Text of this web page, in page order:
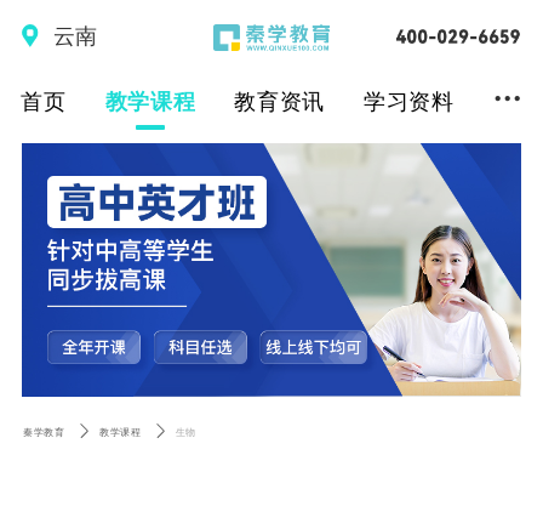
云南
首页 教学课程 教育资讯 学习资料 ...
秦学教育 教学课程 生物